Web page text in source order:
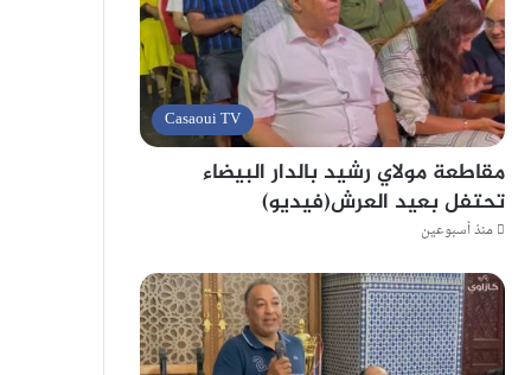
Casaoui TV
مقاطعة مولاي رشيد بالدار البيضاء
تحتفل بعيد العرش(فيديو)
منذ أسبوعين